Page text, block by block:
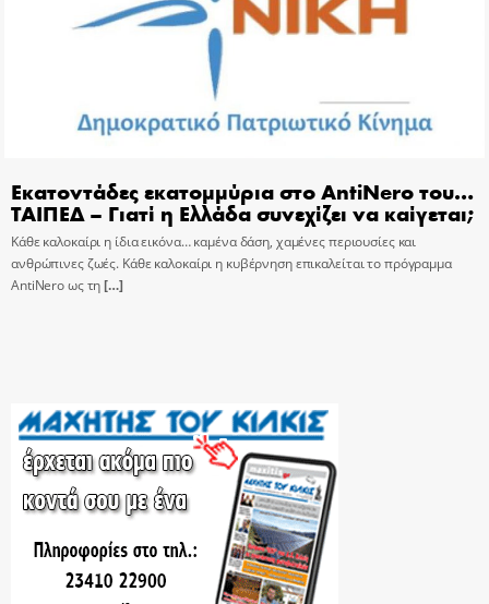
Εκατοντάδες εκατομμύρια στο AntiNero του…
ΤΑΙΠΕΔ – Γιατί η Ελλάδα συνεχίζει να καίγεται;
Κάθε καλοκαίρι η ίδια εικόνα… καμένα δάση, χαμένες περιουσίες και
ανθρώπινες ζωές. Κάθε καλοκαίρι η κυβέρνηση επικαλείται το πρόγραμμα
AntiNero ως τη[…]